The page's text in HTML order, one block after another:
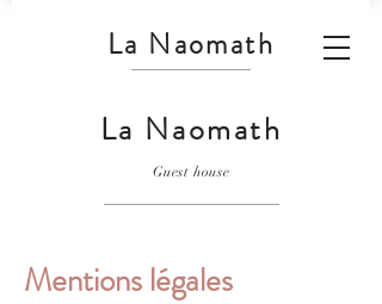
La Naomath
La Naomath
Guest house
Mentions légales